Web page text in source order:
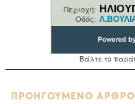
ΠΡΟΗΓΟΥΜΕΝΟ ΑΡΘΡΟ